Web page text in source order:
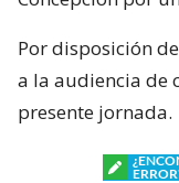
Por disposición
a la audiencia de
presente jornada.